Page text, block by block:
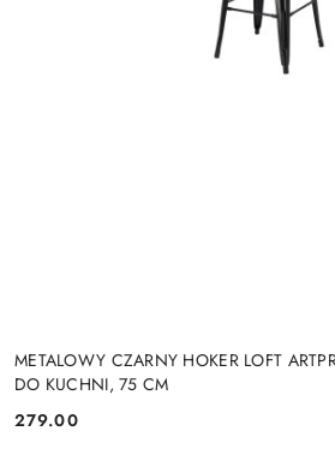
METALOWY CZARNY HOKER LOFT
DO KUCHNI, 75 CM
Cena:
279.00